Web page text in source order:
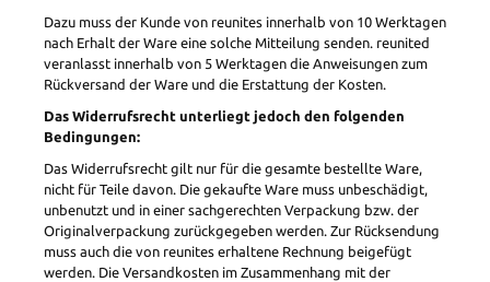
Dazu muss der Kunde von reunites innerhalb von 10 Werktagen
nach Erhalt der Ware eine solche Mitteilung senden. reunited
veranlasst innerhalb von 5 Werktagen die Anweisungen zum
Rückversand der Ware und die Erstattung der Kosten.
Das Widerrufsrecht unterliegt jedoch den folgenden
Bedingungen:
Das Widerrufsrecht gilt nur für die gesamte bestellte Ware,
nicht für Teile davon. Die gekaufte Ware muss unbeschädigt,
unbenutzt und in einer sachgerechten Verpackung bzw. der
Originalverpackung zurückgegeben werden. Zur Rücksendung
muss auch die von reunites erhaltene Rechnung beigefügt
werden. Die Versandkosten im Zusammenhang mit der